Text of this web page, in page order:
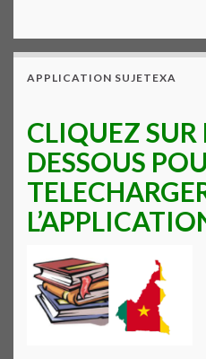
APPLICATION SUJETEXA
CLIQUEZ SUR
DESSOUS